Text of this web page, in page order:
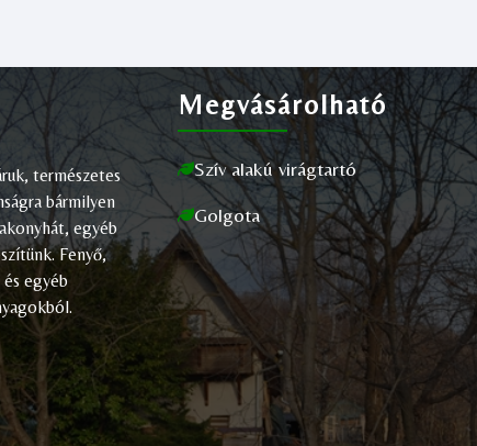
természetes
bármilyen
egyéb
Fenyő,
egyéb
Megvásárolható
Szív alakú virágtartó
Golgota